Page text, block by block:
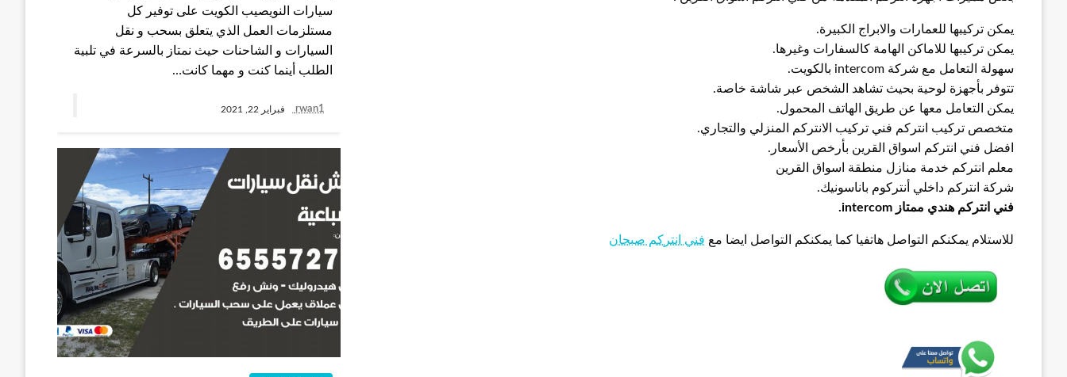
يمكن تركيبها للعمارات والابراج الكبيرة.
يمكن تركيبها للاماكن الهامة كالسفارات وغيرها.
سهولة التعامل مع شركة intercom بالكويت.
تتوفر بأجهزة لوحية بحيث تشاهد الشخص عبر شاشة خاصة.
يمكن التعامل معها عن طريق الهاتف المحمول.
متخصص تركيب انتركم فني تركيب الانتركم المنزلي والتجاري.
افضل فني انتركم اسواق القرين بأرخص الأسعار.
معلم انتركم خدمة منازل منطقة اسواق القرين
شركة انتركم داخلي أنتركوم باناسونيك.
فني انتركم هندي ممتاز intercom.
للاستلام يمكنكم التواصل هاتفيا كما يمكنكم التواصل ايضا مع فني انتركم صبحان
سيارات النويصيب الكويت على توفير كل
مستلزمات العمل الذي يتعلق بسحب و نقل
السيارات و الشاحنات حيث نمتاز بالسرعة في تلبية
الطلب أينما كنت و مهما كانت…
rwan1 فبراير 22, 2021